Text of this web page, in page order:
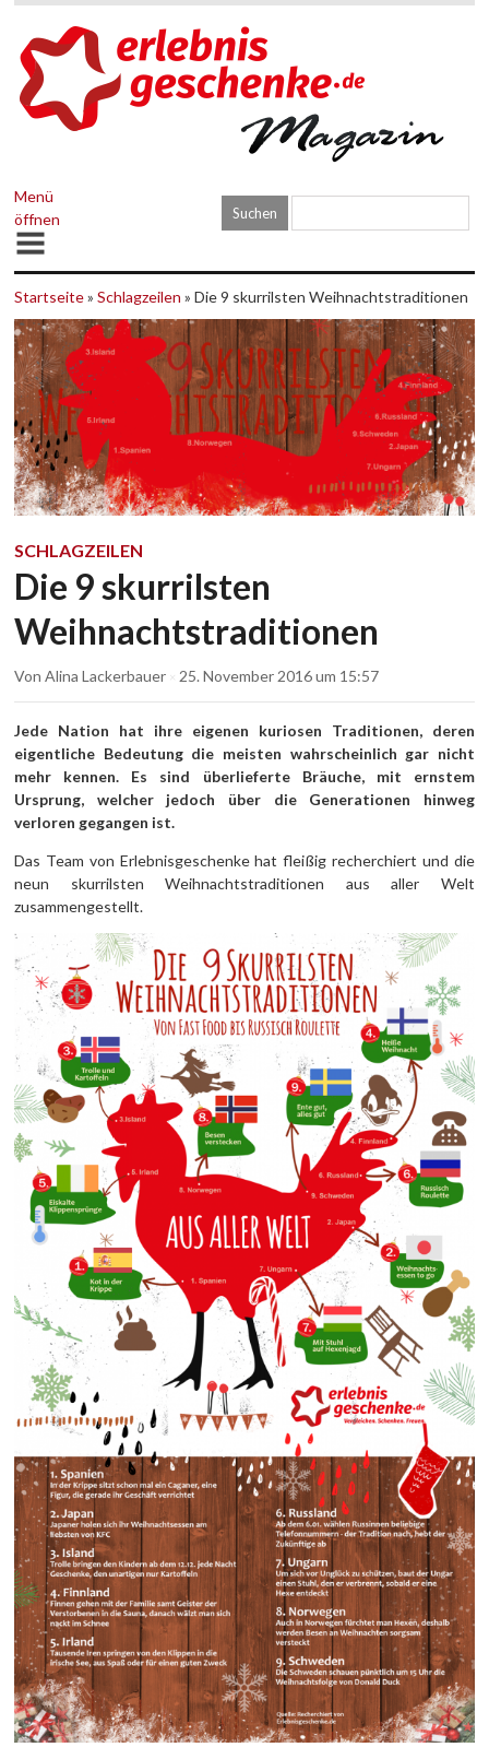
Menü
öffnen
Startseite»Schlagzeilen » Die 9 skurrilsten Weihnachtstraditionen
SCHLAGZEILEN
Die 9 skurrilsten
Weihnachtstraditionen
VonAlina Lackerbauer 25. November 2016um 15:57
Jede Nation hat ihre eigenen kuriosen Traditionen, deren
eigentliche Bedeutung die meisten wahrscheinlich gar nicht
mehr kennen. Es sind überlieferte Bräuche, mit ernstem
Ursprung, welcher jedoch über die Generationen hinweg
verloren gegangen ist.
Das Team von Erlebnisgeschenke hat fleißig recherchiert und die
neun skurrilsten Weihnachtstraditionen aus aller Welt
zusammengestellt.